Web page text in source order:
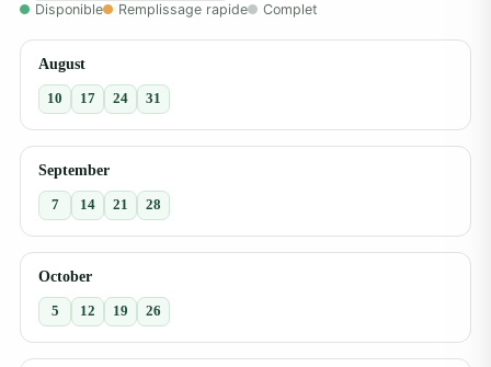
Disponible
Remplissage rapide Complet
August
10 17 24 31
September
7 14 21 28
October
5 12 19 26